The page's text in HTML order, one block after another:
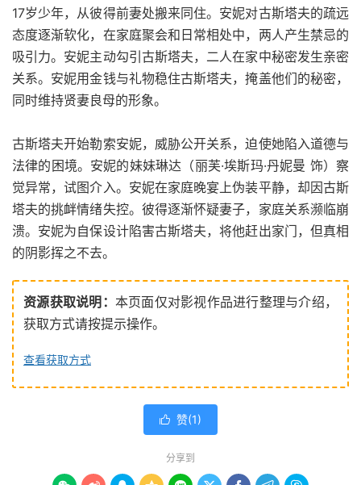
17岁少年，从彼得前妻处搬来同住。安妮对古斯塔夫的疏远
态度逐渐软化，在家庭聚会和日常相处中，两人产生禁忌的
吸引力。安妮主动勾引古斯塔夫，二人在家中秘密发生亲密
关系。安妮用金钱与礼物稳住古斯塔夫，掩盖他们的秘密，
同时维持贤妻良母的形象。
古斯塔夫开始勒索安妮，威胁公开关系，迫使她陷入道德与
法律的困境。安妮的妹妹琳达（丽芙·埃斯玛·丹妮曼 饰）察
觉异常，试图介入。安妮在家庭晚宴上伪装平静，却因古斯
塔夫的挑衅情绪失控。彼得逐渐怀疑妻子，家庭关系濒临崩
溃。安妮为自保设计陷害古斯塔夫，将他赶出家门，但真相
的阴影挥之不去。
资源获取说明： 本页面仅对影视作品进行整理与介绍，
获取方式请按提示操作。
查看获取方式
 赞(1)
分享到